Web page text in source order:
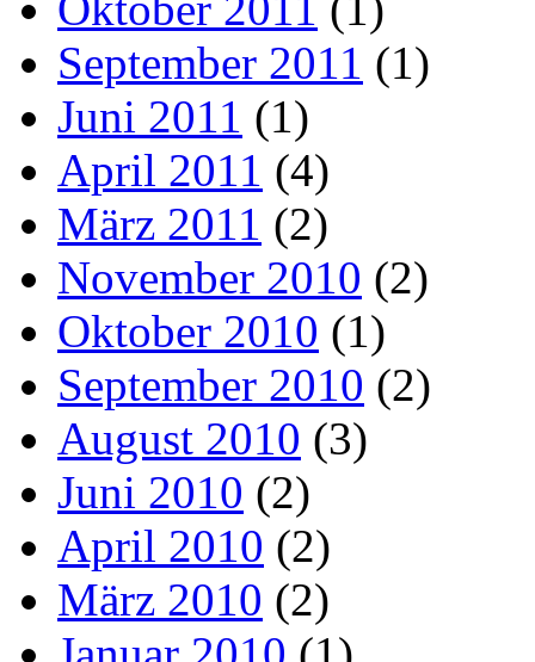
September 2011 (1)
Juni 2011 (1)
April 2011 (4)
März 2011 (2)
November 2010 (2)
Oktober 2010 (1)
September 2010 (2)
August 2010 (3)
Juni 2010 (2)
April 2010 (2)
März 2010 (2)